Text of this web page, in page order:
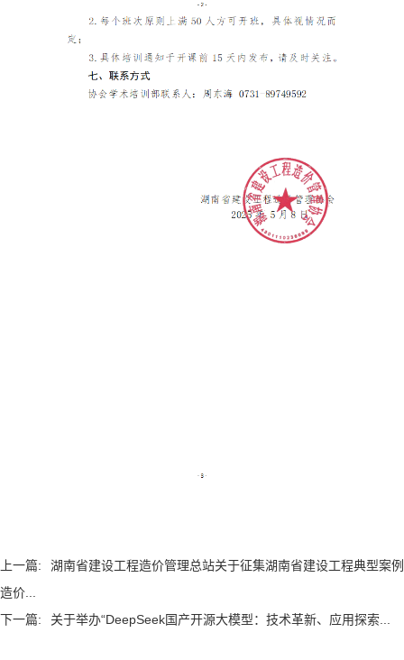
上一篇:
湖南省建设工程造价管理总站关于征集湖南省建设工程典型案例
造价...
下一篇:
关于举办“DeepSeek国产开源大模型：技术革新、应用探索...